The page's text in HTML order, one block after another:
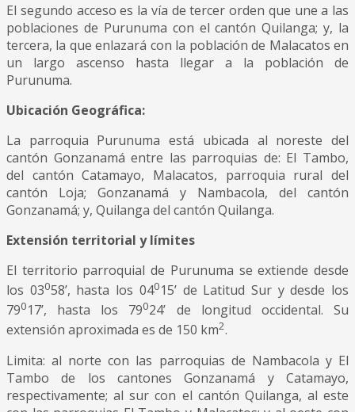
El segundo acceso es la vía de tercer orden que une a las
poblaciones de Purunuma con el cantón Quilanga; y, la
tercera, la que enlazará con la población de Malacatos en
un largo ascenso hasta llegar a la población de
Purunuma.
Ubicación Geográfica:
La parroquia Purunuma está ubicada al noreste del
cantón Gonzanamá entre las parroquias de: El Tambo,
del cantón Catamayo, Malacatos, parroquia rural del
cantón Loja; Gonzanamá y Nambacola, del cantón
Gonzanamá; y, Quilanga del cantón Quilanga.
Extensión territorial y límites
El territorio parroquial de Purunuma se extiende desde
los 03058’, hasta los 04015’ de Latitud Sur y desde los
79017’, hasta los 79024’ de longitud occidental. Su
extensión aproximada es de 150 km2.
Limita: al norte con las parroquias de Nambacola y El
Tambo de los cantones Gonzanamá y Catamayo,
respectivamente; al sur con el cantón Quilanga, al este